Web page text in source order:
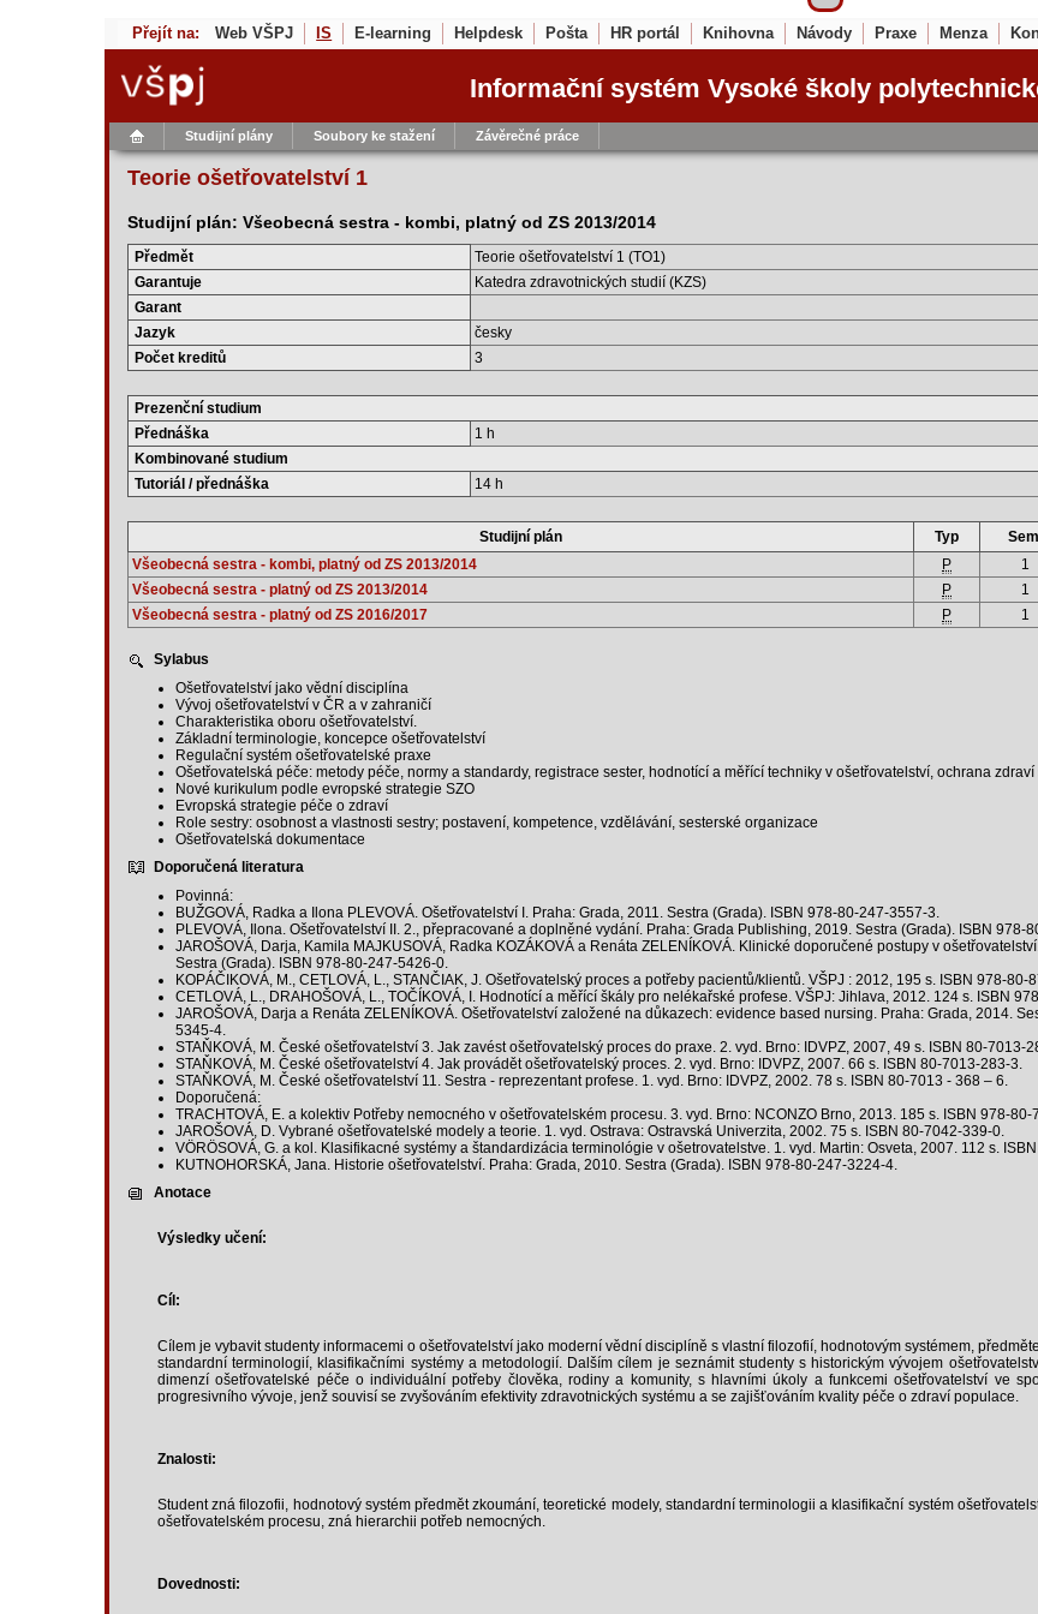
Přejít na: Web VŠPJ IS E-learning Helpdesk Pošta HR portál Knihovna Návody Praxe Menza
Informační systém Vysoké školy
Studijní plány Soubory ke stažení Závěrečné práce
Teorie ošetřovatelství 1
Studijní plán: Všeobecná sestra - kombi, platný od ZS 2013/2014
Předmět
Teorie ošetřovatelství 1 (TO1)
Garantuje
Katedra zdravotnických studií (KZS)
Garant
Jazyk
česky
Počet kreditů
3
Prezenční studium
Přednáška
1 h
Kombinované studium
Tutoriál / přednáška
14 h
Studijní plán Typ
Všeobecná sestra - kombi, platný od ZS 2013/2014
P 1
Všeobecná sestra - platný od ZS 2013/2014
P 1
Všeobecná sestra - platný od ZS 2016/2017
P 1
Sylabus
Ošetřovatelství jako vědní disciplína
Vývoj ošetřovatelství v ČR a v zahraničí
Charakteristika oboru ošetřovatelství.
Základní terminologie, koncepce ošetřovatelství
Regulační systém ošetřovatelské praxe
Ošetřovatelská péče: metody péče, normy a standardy, registrace sester, hodnotící a měřící techniky v ošetřovatelství, ochrana zdraví
Nové kurikulum podle evropské strategie SZO
Evropská strategie péče o zdraví
Role sestry: osobnost a vlastnosti sestry; postavení, kompetence, vzdělávání, sesterské organizace
Ošetřovatelská dokumentace
Doporučená literatura
Povinná:
BUŽGOVÁ, Radka a Ilona PLEVOVÁ. Ošetřovatelství I. Praha: Grada, 2011. Sestra (Grada). ISBN 978-80-247-3557-3.
PLEVOVÁ, Ilona. Ošetřovatelství II. 2., přepracované a doplněné vydání. Praha: Grada Publishing, 2019. Sestra (Grada). ISBN 978-
JAROŠOVÁ, Darja, Kamila MAJKUSOVÁ, Radka KOZÁKOVÁ a Renáta ZELENÍKOVÁ. Klinické doporučené postupy v
Sestra (Grada). ISBN 978-80-247-5426-0.
KOPÁČIKOVÁ, M., CETLOVÁ, L., STANČIAK, J. Ošetřovatelský proces a potřeby pacientů/klientů. VŠPJ : 2012, 195 s. ISBN 978-80-
CETLOVÁ, L., DRAHOŠOVÁ, L., TOČÍKOVÁ, I. Hodnotící a měřící škály pro nelékařské profese. VŠPJ: Jihlava, 2012. 124 s. ISBN
JAROŠOVÁ, Darja a Renáta ZELENÍKOVÁ. Ošetřovatelství založené na důkazech: evidence based nursing. Praha: Grada, 2014.
5345-4.
STAŇKOVÁ, M. České ošetřovatelství 3. Jak zavést ošetřovatelský proces do praxe. 2. vyd. Brno: IDVPZ, 2007, 49 s. ISBN 80-7013-
STAŇKOVÁ, M. České ošetřovatelství 4. Jak provádět ošetřovatelský proces. 2. vyd. Brno: IDVPZ, 2007. 66 s. ISBN 80-7013-283-3.
STAŇKOVÁ, M. České ošetřovatelství 11. Sestra - reprezentant profese. 1. vyd. Brno: IDVPZ, 2002. 78 s. ISBN 80-7013 - 368 – 6.
Doporučená:
TRACHTOVÁ, E. a kolektiv Potřeby nemocného v ošetřovatelském procesu. 3. vyd. Brno: NCONZO Brno, 2013. 185 s. ISBN 978-
JAROŠOVÁ, D. Vybrané ošetřovatelské modely a teorie. 1. vyd. Ostrava: Ostravská Univerzita, 2002. 75 s. ISBN 80-7042-339-0.
VÖRÖSOVÁ, G. a kol. Klasifikacné systémy a štandardizácia terminológie v ošetrovatelstve. 1. vyd. Martin: Osveta, 2007. 112 s.
KUTNOHORSKÁ, Jana. Historie ošetřovatelství. Praha: Grada, 2010. Sestra (Grada). ISBN 978-80-247-3224-4.
Anotace
Výsledky učení:
Cíl:
Cílem je vybavit studenty informacemi o ošetřovatelství jako moderní vědní disciplíně s vlastní filozofií, hodnotovým systémem,
standardní terminologií, klasifikačními systémy a metodologií. Dalším cílem je seznámit studenty s historickým vývojem
dimenzí ošetřovatelské péče o individuální potřeby člověka, rodiny a komunity, s hlavními úkoly a funkcemi ošetřovatelství ve
progresivního vývoje, jenž souvisí se zvyšováním efektivity zdravotnických systému a se zajišťováním kvality péče o zdraví populace.
Znalosti:
Student zná filozofii, hodnotový systém předmět zkoumání, teoretické modely, standardní terminologii a klasifikační systém
ošetřovatelském procesu, zná hierarchii potřeb nemocných.
Dovednosti: